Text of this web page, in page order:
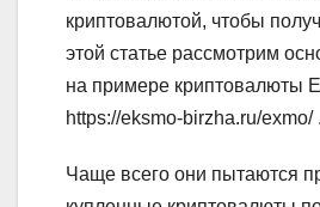
криптовалютой, чтобы
этой статье рассмотрим
на примере криптовалюты
https://eksmo-birzha.ru/exmo/ .
Чаще всего они пытаются